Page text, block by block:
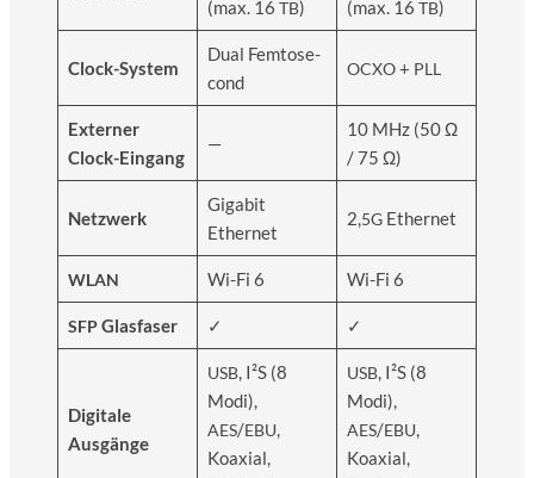
(max. 16 TB)
(max. 16 TB)
Clock-Sys­tem
Dual Fem­to­se­
cond
OCXO+ PLL
Exter­ner
Clock-Eingang
—
10 MHz (50 Ω
/ 75 Ω)
Netz­werk
Giga­bit
Ethernet
2,5GEther­net
WLAN Wi-Fi 6 Wi-Fi 6
SFPGlas­fa­ser ✓ ✓
Digi­ta­le
Ausgänge
USB, I²S (8
Modi),
AES/EBU,
Koaxi­al,
USB, I²S (8
Modi),
AES/EBU,
Koaxi­al,